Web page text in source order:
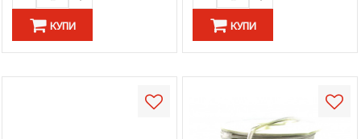
дадения
"бисквитки"
и кликнеш
"Запази"
КУПИ КУПИ